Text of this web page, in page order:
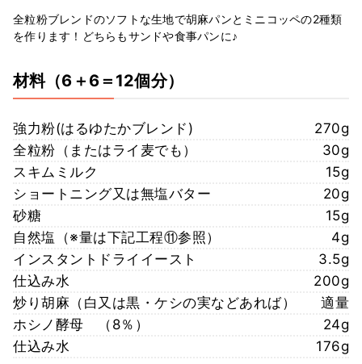
全粒粉ブレンドのソフトな生地で胡麻パンとミニコッペの2種類
を作ります！どちらもサンドや食事パンに♪
材料（6＋6＝12個分）
強力粉(はるゆたかブレンド)
270g
全粒粉（またはライ麦でも）
30g
スキムミルク
15g
ショートニング又は無塩バター
20g
砂糖
15g
自然塩（※量は下記工程⑪参照）
4g
インスタントドライイースト
3.5g
仕込み水
200g
炒り胡麻（白又は黒・ケシの実などあれば）
適量
ホシノ酵母 （8％）
24g
仕込み水
176g